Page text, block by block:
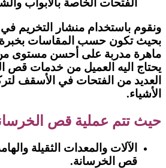
الفتحات الخاصة بالأبواب
ونقوم باستخدام منشار التخريم
بحيث تكون حسب المقاسات بخبرة
ماهرة مدربة على أحسن مستوى من
يحتاج اليه العميل من خدمات قص
العديد من الفتحات في الأسقف
الأشياء.
حيث تتم عملية قص
الآلات والمعدات الثقيلة
قص الخرسانة.